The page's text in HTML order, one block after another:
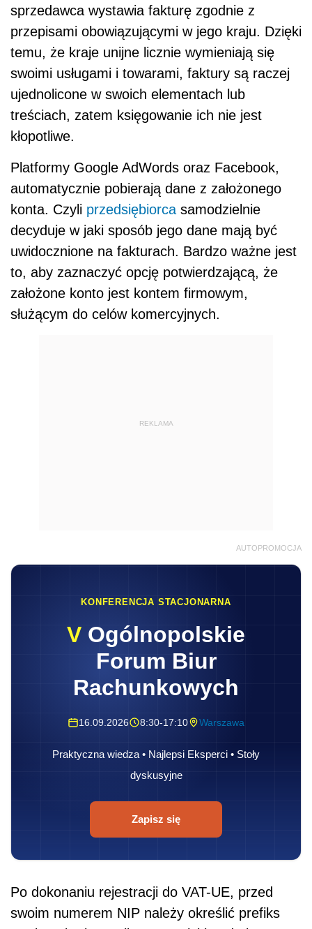
sprzedawca wystawia fakturę zgodnie z
przepisami obowiązującymi w jego kraju. Dzięki
temu, że kraje unijne licznie wymieniają się
swoimi usługami i towarami, faktury są raczej
ujednolicone w swoich elementach lub
treściach, zatem księgowanie ich nie jest
kłopotliwe.
Platformy Google AdWords oraz Facebook,
automatycznie pobierają dane z założonego
konta. Czyli przedsiębiorca samodzielnie
decyduje w jaki sposób jego dane mają być
uwidocznione na fakturach. Bardzo ważne jest
to, aby zaznaczyć opcję potwierdzającą, że
założone konto jest kontem firmowym,
służącym do celów komercyjnych.
REKLAMA
AUTOPROMOCJA
KONFERENCJA STACJONARNA
V Ogólnopolskie
Forum Biur
Rachunkowych
16.09.2026 8:30-17:10 Warszawa
Praktyczna wiedza • Najlepsi Eksperci • Stoły
dyskusyjne
Zapisz się
Po dokonaniu rejestracji do VAT-UE, przed
swoim numerem NIP należy określić prefiks